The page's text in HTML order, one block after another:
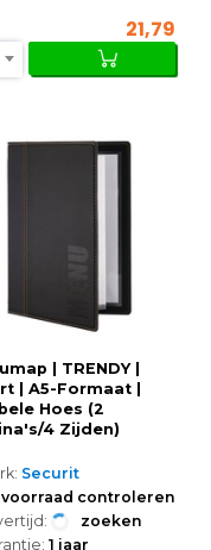
21,79
| TRENDY |
| A5-Formaat |
Hoes (2
4 Zijden)
Securit
voorraad controleren
zoeken
1 jaar